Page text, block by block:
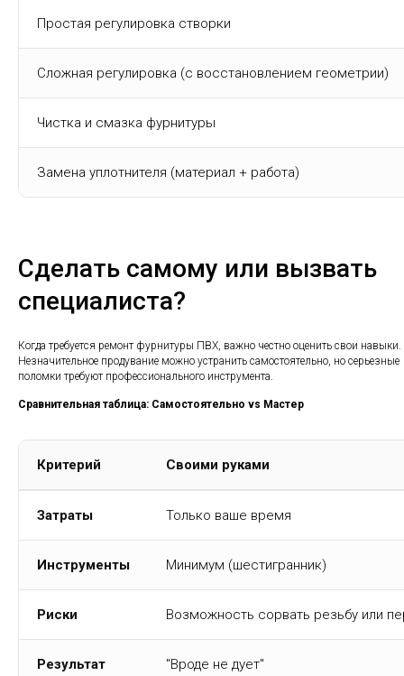
Простая регулировка створки
Сложная регулировка (с восстановлением геометрии)
Чистка и смазка фурнитуры
Замена уплотнителя (материал + работа)
Сделать самому или вызвать
специалиста?
Когда требуется ремонт фурнитуры ПВХ, важно честно оценить свои навыки.
Незначительное продувание можно устранить самостоятельно, но серьезные
поломки требуют профессионального инструмента.
Сравнительная таблица: Самостоятельно vs Мастер
Критерий Своими руками
Затраты Только ваше время
Инструменты Минимум (шестигранник)
Риски Возможность сорвать резьбу или
Результат "Вроде не дует"